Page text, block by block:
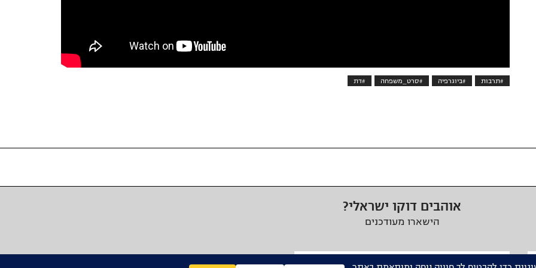
#תרבות #ביוגרפיה #סרט_משפחה #דת
אוהבים דוקו ישראלי?
הישארו מעודכנים